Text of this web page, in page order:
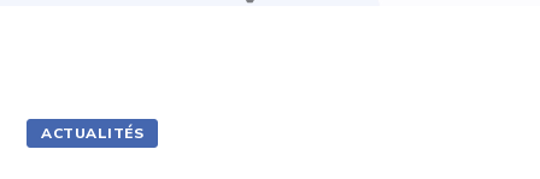
ACTUALITÉS